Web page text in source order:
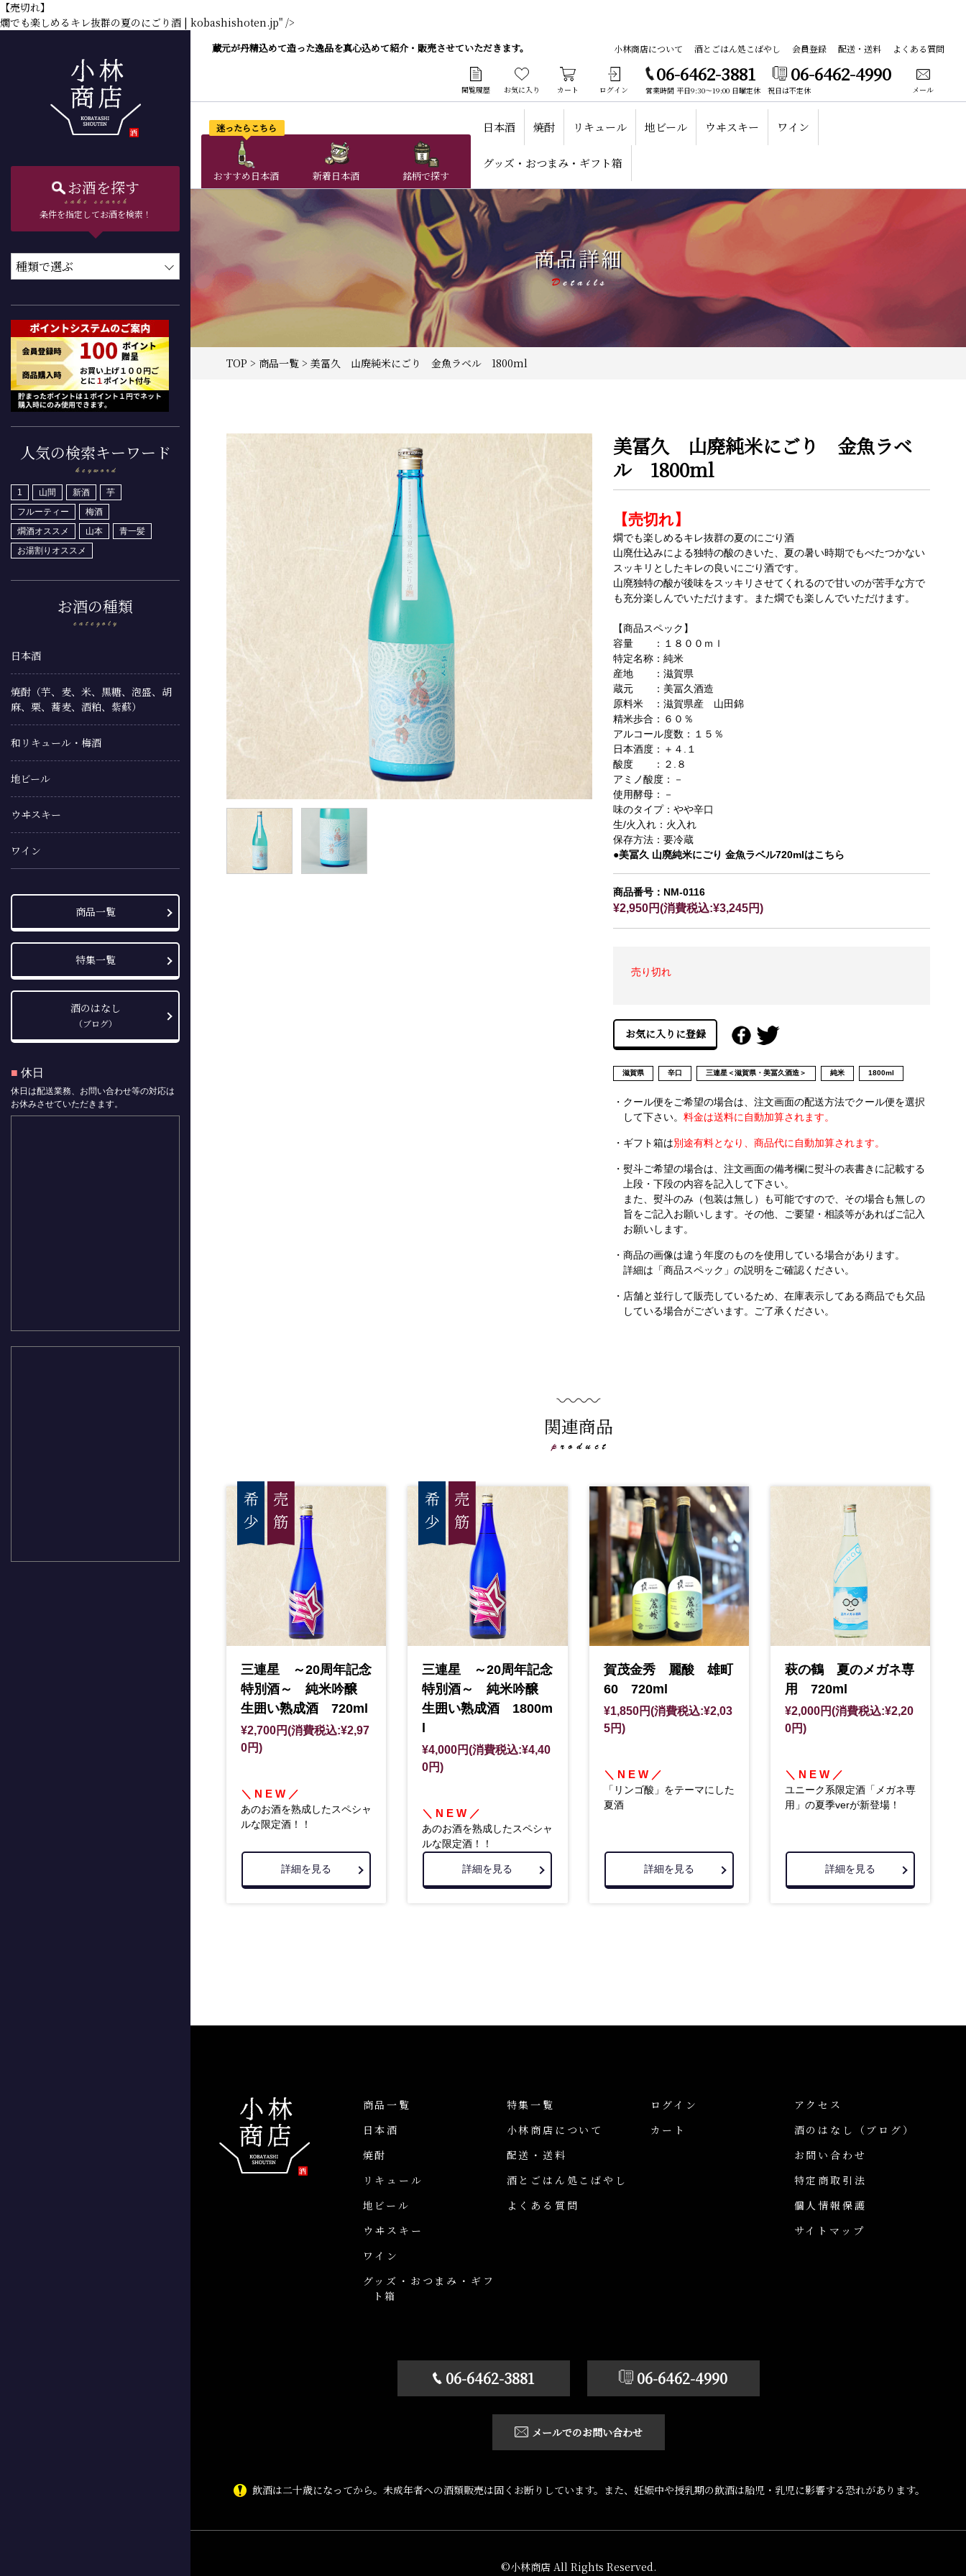
【売切れ】
燗でも楽しめるキレ抜群の夏のにごり酒 | kobashishoten.jp" />
お酒を探す
条件を指定してお酒を検索！
人気の検索キーワード
1 山間 新酒
芋
フルーティー
梅酒
燗酒オススメ
山本
青一髪
お湯割りオススメ
お酒の種類
日本酒
焼酎（芋、麦、米、黒糖、泡盛、胡
麻、栗、蕎麦、酒粕、紫蘇）
和リキュール・梅酒
地ビール
ウヰスキー
ワイン
商品一覧
特集一覧
酒のはなし
（ブログ）
■ 休日
休日は配送業務、お問い合わせ等の対応は
お休みさせていただきます。
蔵元が丹精込めて造った逸品を真心込めて紹介・販売させていただきます。 小林商店について 酒とごはん処こばやし 会員登録 配送・送料 よくある質問
閲覧履歴 お気に入り カート ログイン
06-6462-3881
営業時間 平日9:30～19:00 日曜定休 祝日は不定休
06-6462-4990
メール
おすすめ日本酒
迷ったらこちら
新着日本酒 銘柄で探す
日本酒 焼酎 リキュール 地ビール ウヰスキー ワイン
グッズ・おつまみ・ギフト箱
商品詳細
TOP > 商品一覧 > 美冨久 山廃純米にごり 金魚ラベル 1800ml
美冨久 山廃純米にごり 金魚ラベ
ル 1800ml
【売切れ】
燗でも楽しめるキレ抜群の夏のにごり酒
山廃仕込みによる独特の酸のきいた、夏の暑い時期でもべたつかない
スッキリとしたキレの良いにごり酒です。
山廃独特の酸が後味をスッキリさせてくれるので甘いのが苦手な方で
も充分楽しんでいただけます。また燗でも楽しんでいただけます。
【商品スペック】
容量 ：１８００ｍｌ
特定名称：純米
産地 ：滋賀県
蔵元 ：美冨久酒造
原料米 ：滋賀県産 山田錦
精米歩合：６０％
アルコール度数：１５％
日本酒度：＋４.１
酸度 ：２.８
アミノ酸度：－
使用酵母：－
味のタイプ：やや辛口
生/火入れ：火入れ
保存方法：要冷蔵
●美冨久 山廃純米にごり 金魚ラベル720mlはこちら
商品番号：NM-0116
¥2,950円(消費税込:¥3,245円)
売り切れ
滋賀県 辛口 三連星＜滋賀県・美冨久酒造＞ 純米 1800ml
・クール便をご希望の場合は、注文画面の配送方法でクール便を選択
して下さい。料金は送料に自動加算されます。
・ギフト箱は別途有料となり、商品代に自動加算されます。
・熨斗ご希望の場合は、注文画面の備考欄に熨斗の表書きに記載する
上段・下段の内容を記入して下さい。
また、熨斗のみ（包装は無し）も可能ですので、その場合も無しの
旨をご記入お願いします。その他、ご要望・相談等があればご記入
お願いします。
・商品の画像は違う年度のものを使用している場合があります。
詳細は「商品スペック」の説明をご確認ください。
・店舗と並行して販売しているため、在庫表示してある商品でも欠品
している場合がございます。ご了承ください。
関連商品
三連星 ～20周年記念
特別酒～ 純米吟醸
生囲い熟成酒 720ml
¥2,700円(消費税込:¥2,97
0円)
＼ N E W ／
あのお酒を熟成したスペシャ
ルな限定酒！！
詳細を見る
三連星 ～20周年記念
特別酒～ 純米吟醸
生囲い熟成酒 1800m
¥4,000円(消費税込:¥4,40
0円)
＼ N E W ／
あのお酒を熟成したスペシャ
ルな限定酒！！
詳細を見る
賀茂金秀 麗酸 雄町
60 720ml
¥1,850円(消費税込:¥2,03
5円)
＼ N E W ／
「リンゴ酸」をテーマにした
夏酒
詳細を見る
萩の鶴 夏のメガネ専
用 720ml
¥2,000円(消費税込:¥2,20
0円)
＼ N E W ／
ユニーク系限定酒「メガネ専
用」の夏季verが新登場！
詳細を見る
商品一覧
日本酒
焼酎
リキュール
地ビール
ウヰスキー
ワイン
グッズ・おつまみ・ギフ
ト箱
特集一覧
小林商店について
配送・送料
酒とごはん処こばやし
よくある質問
ログイン
カート
アクセス
酒のはなし
（ブログ）
お問い合わせ
特定商取引法
個人情報保護
サイトマップ
06-6462-3881 06-6462-4990
メールでのお問い合わせ
飲酒は二十歳になってから。未成年者への酒類販売は固くお断りしています。また、妊娠中や授乳期の飲酒は胎児・乳児に影響する恐れがあります。
©小林商店 All Rights Reserved.